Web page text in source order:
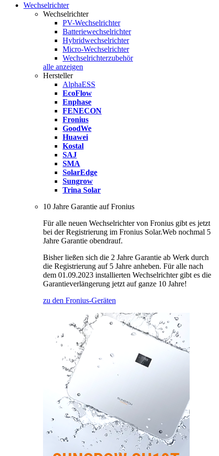
Wechselrichter
Wechselrichter
PV-Wechselrichter
Batteriewechselrichter
Hybridwechselrichter
Micro-Wechselrichter
Wechselrichterzubehör
alle anzeigen
Hersteller
AlphaESS
EcoFlow
Enphase
FENECON
Fronius
GoodWe
Huawei
Kostal
SAJ
SMA
SolarEdge
Sungrow
Trina Solar
10 Jahre Garantie auf Fronius
Für alle neuen Wechselrichter von Fronius gibt es jetzt
bei der Registrierung im Fronius Solar.Web nochmal 5
Jahre Garantie obendrauf.
Bisher ließen sich die 2 Jahre Garantie ab Werk durch
die Registrierung auf 5 Jahre anheben. Für alle nach
dem 01.09.2023 installierten Wechselrichter gibt es die
Garantieverlängerung jetzt auf ganze 10 Jahre!
zu den Fronius-Geräten